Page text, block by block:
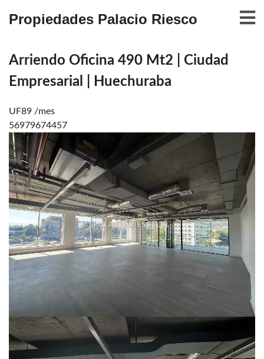
Propiedades Palacio Riesco
Arriendo Oficina 490 Mt2 | Ciudad
Empresarial | Huechuraba
UF89 /mes
56979674457